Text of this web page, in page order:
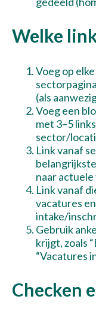
Contact
Welke
Voeg op
(als
Voeg een
met 3–5
sector/
Link vanaf
naar
Link vanaf
vacatures
intake/
Gebruik
krijgt, zoals
“Vacatures
Checken